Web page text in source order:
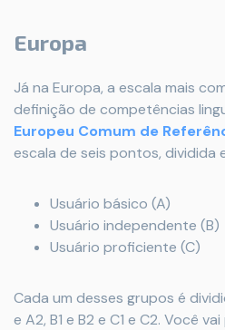
Europa
Já na Europa, a escala mais
definição de competências
Europeu Comum de
escala de seis pontos, dividida
Usuário básico (A)
Usuário independente (B)
Usuário proficiente (C)
Cada um desses grupos é
e A2, B1 e B2 e C1 e C2. Você